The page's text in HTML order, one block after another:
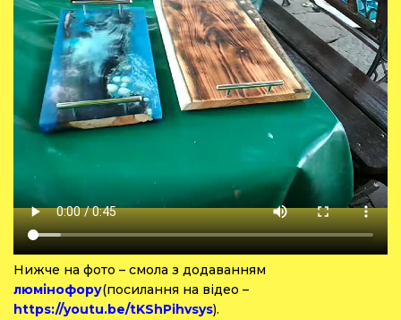
Нижче на фото – смола з додаванням
люмінофору(посилання на відео –
https://youtu.be/tKShPihvsys).